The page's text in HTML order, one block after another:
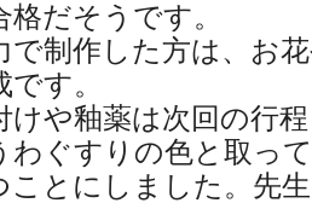
だそうです。
で制作した方は、お
す。
けや釉薬は次回の行
わぐすりの色と取っ
ことにしました。先